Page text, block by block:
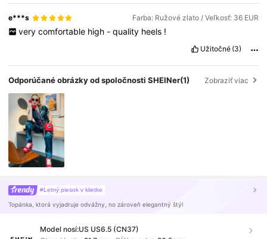
e***s Farba: Ružové zlato / Veľkosť: 36 EUR
very comfortable high - quality heels !
Užitočné (3)
Odporúčané obrázky od spoločnosti SHEINer(1) Zobraziť viac
#Letný piesok v klietke
Topánka, ktorá vyjadruje odvážny, no zároveň elegantný štýl
Model nosí:US US6.5 (CN37)